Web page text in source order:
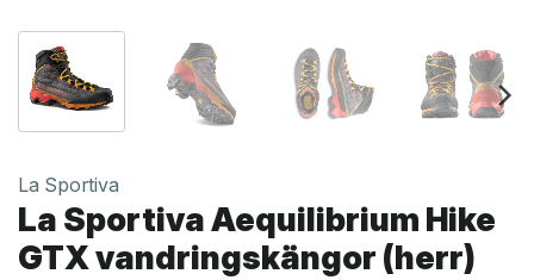
La Sportiva
La Sportiva Aequilibrium Hike
GTX vandringskängor (herr)